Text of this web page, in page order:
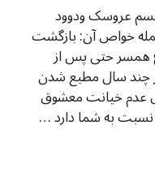
عروسک ودوود
خواص آن: بازگشت
همسر حتی پس از
سال مطیع شدن
خیانت معشوق
به شما دارد …